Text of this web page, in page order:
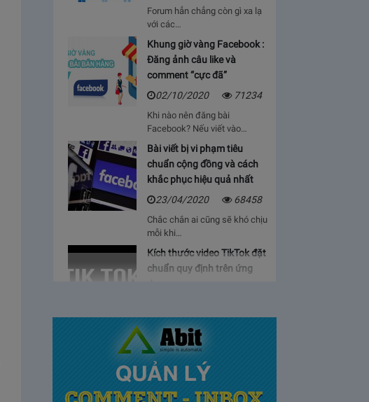
Forum hẳn chẳng còn gì xa lạ
với các…
Khung giờ vàng Facebook :
Đăng ảnh câu like và
comment “cực đã”
02/10/2020
71234
Khi nào nên đăng bài
Facebook? Nếu viết vào…
Bài viết bị vi phạm tiêu
chuẩn cộng đồng và cách
khắc phục hiệu quả nhất
23/04/2020
68458
Chắc chắn ai cũng sẽ khó chịu
mỗi khi…
Kích thước video TikTok đặt
chuẩn quy định trên ứng
Bạn sẽ cảm thấy mệt mỏi, vì cứ
phải…
Bảng giá lượt view Youtube
tại Việt Nam và Hoa kỳ mới